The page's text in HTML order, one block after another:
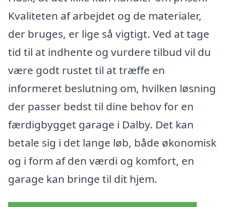
Kvaliteten af arbejdet og de materialer,
der bruges, er lige så vigtigt. Ved at tage
tid til at indhente og vurdere tilbud vil du
være godt rustet til at træffe en
informeret beslutning om, hvilken løsning
der passer bedst til dine behov for en
færdigbygget garage i Dalby. Det kan
betale sig i det lange løb, både økonomisk
og i form af den værdi og komfort, en
garage kan bringe til dit hjem.